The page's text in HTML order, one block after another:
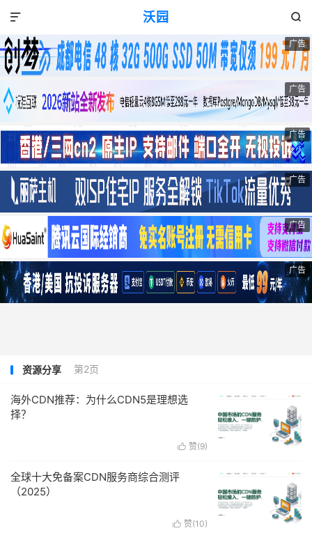
沃园 

广告
广告
广告
广告
广告
广告
资源分享 第2页
海外CDN推荐：为什么CDN5是理想选
择？
 赞(9)
全球十大免备案CDN服务商综合测评
（2025）
 赞(10)